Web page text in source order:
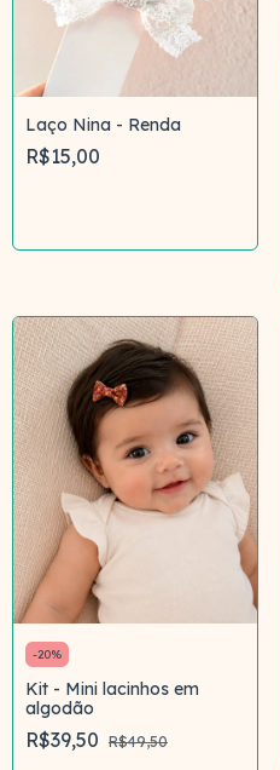
Laço Nina - Renda
R$15,00
-20%
Kit - Mini lacinhos em
algodão
R$39,50 R$49,50